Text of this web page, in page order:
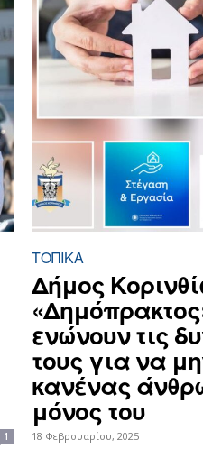
1
ΤΟΠΙΚΑ
Δήμος
ενώνουν τις
τους για να
κανένας
μόνος του
18 Φεβρουαρίου, 2025